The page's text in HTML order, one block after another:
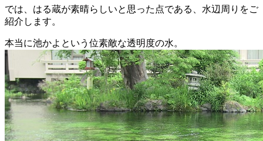
では、はる蔵が素晴らしいと思った点である、水辺周りをご
紹介します。
本当に池かよという位素敵な透明度の水。